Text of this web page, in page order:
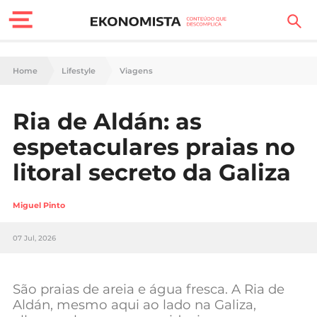
Finanças Pessoais
Carreira
Casa
Lifestyle
Sociedade
Negócios
Home Lifestyle Viagens
Ria de Aldán: as
espetaculares praias no
litoral secreto da Galiza
Miguel Pinto
07 Jul, 2026
São praias de areia e água fresca. A Ria de
Aldán, mesmo aqui ao lado na Galiza,